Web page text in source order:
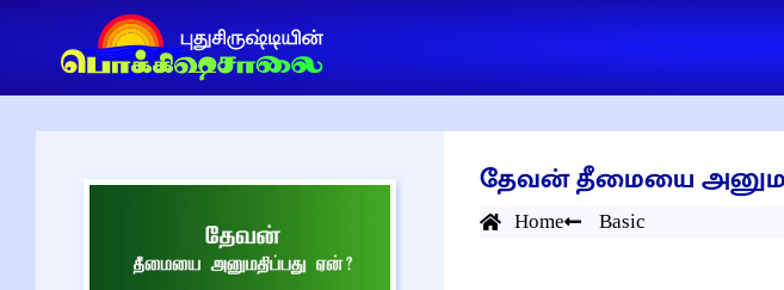
தேவன் தீமையை
Home Basic